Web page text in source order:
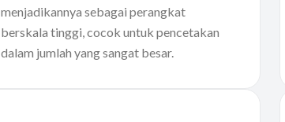
menjadikannya sebagai perangkat
berskala tinggi, cocok untuk pencetakan
dalam jumlah yang sangat besar.